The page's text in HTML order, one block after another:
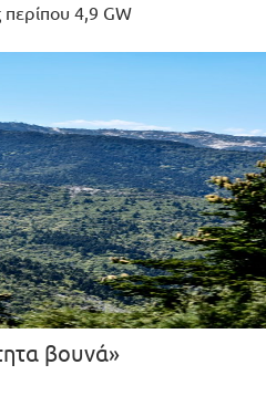
περίπου 4,9 GW
βουνά»